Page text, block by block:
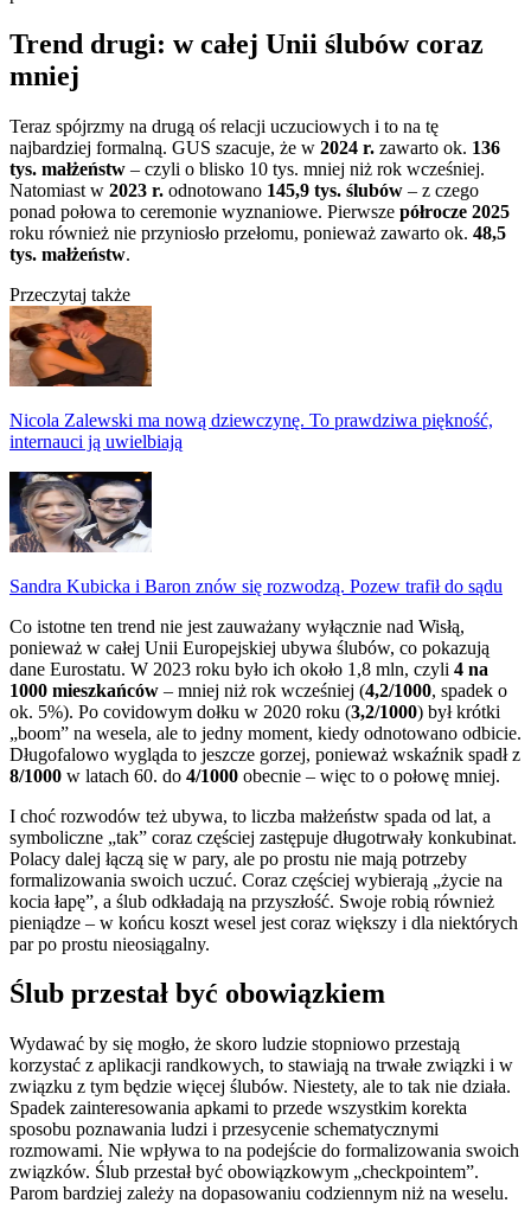
Trend drugi: w całej Unii ślubów coraz
mniej
Teraz spójrzmy na drugą oś relacji uczuciowych i to na tę
najbardziej formalną. GUS szacuje, że w 2024 r. zawarto ok. 136
tys. małżeństw – czyli o blisko 10 tys. mniej niż rok wcześniej.
Natomiast w 2023 r. odnotowano 145,9 tys. ślubów – z czego
ponad połowa to ceremonie wyznaniowe. Pierwsze półrocze 2025
roku również nie przyniosło przełomu, ponieważ zawarto ok. 48,5
tys. małżeństw.
Przeczytaj także
Nicola Zalewski ma nową dziewczynę. To prawdziwa piękność,
internauci ją uwielbiają
Sandra Kubicka i Baron znów się rozwodzą. Pozew trafił do sądu
Co istotne ten trend nie jest zauważany wyłącznie nad Wisłą,
ponieważ w całej Unii Europejskiej ubywa ślubów, co pokazują
dane Eurostatu. W 2023 roku było ich około 1,8 mln, czyli 4 na
1000 mieszkańców – mniej niż rok wcześniej (4,2/1000, spadek o
ok. 5%). Po covidowym dołku w 2020 roku (3,2/1000) był krótki
„boom” na wesela, ale to jedny moment, kiedy odnotowano odbicie.
Długofalowo wygląda to jeszcze gorzej, ponieważ wskaźnik spadł z
8/1000 w latach 60. do 4/1000 obecnie – więc to o połowę mniej.
I choć rozwodów też ubywa, to liczba małżeństw spada od lat, a
symboliczne „tak” coraz częściej zastępuje długotrwały konkubinat.
Polacy dalej łączą się w pary, ale po prostu nie mają potrzeby
formalizowania swoich uczuć. Coraz częściej wybierają „życie na
kocia łapę”, a ślub odkładają na przyszłość. Swoje robią również
pieniądze – w końcu koszt wesel jest coraz większy i dla niektórych
par po prostu nieosiągalny.
Ślub przestał być obowiązkiem
Wydawać by się mogło, że skoro ludzie stopniowo przestają
korzystać z aplikacji randkowych, to stawiają na trwałe związki i w
związku z tym będzie więcej ślubów. Niestety, ale to tak nie działa.
Spadek zainteresowania apkami to przede wszystkim korekta
sposobu poznawania ludzi i przesycenie schematycznymi
rozmowami. Nie wpływa to na podejście do formalizowania swoich
związków. Ślub przestał być obowiązkowym „checkpointem”.
Parom bardziej zależy na dopasowaniu codziennym niż na weselu.